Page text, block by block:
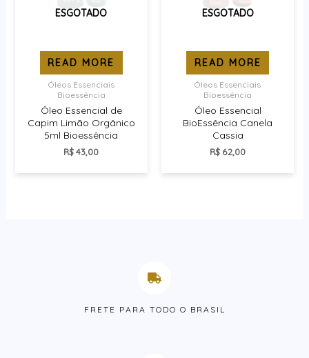
ESGOTADO
READ MORE
Óleos Essenciais
Bioessência
Óleo Essencial de
Capim Limão Orgânico
5ml Bioessência
R$43,00
ESGOTADO
READ MORE
Óleos Essenciais
Bioessência
Óleo Essencial
BioEssência Canela
Cassia
R$ 62,00
FRETE PARA TODO O BRASIL